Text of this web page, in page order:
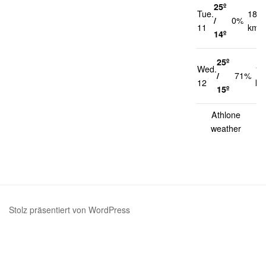
Tue.
11
25º
/
14º
0%
18
km/h
Wed.
12
25º
/
15º
71%
17
Athlone
weather
Stolz präsentiert von WordPress